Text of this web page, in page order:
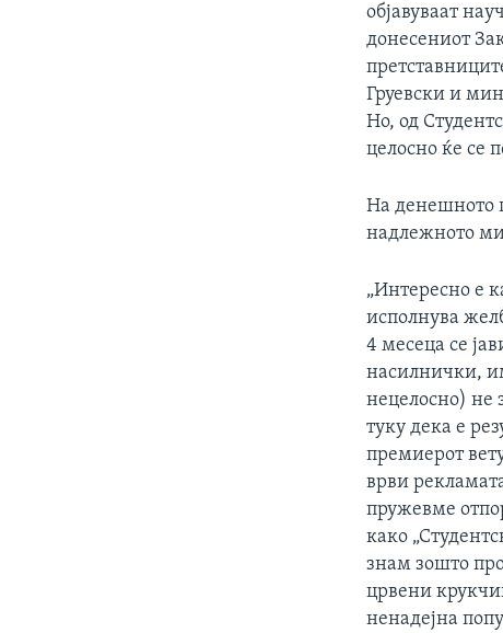
објавуваат
донесениот
Груевски и
Но, од
целосно ќе се
На денешното
надлежното
„Интересно е
исполнува
4 месецa се
насилнички,
нецелосно) не
туку дека е
премиерот
врви
пружевме
како
знам зошто
црвени
ненадејна